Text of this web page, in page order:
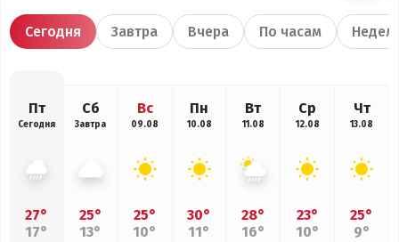
Сегодня Завтра Вчера По часам
Пт
Сегодня
27°
17°
Сб
Завтра
25°
13°
Вс
09.08
25°
10°
Пн
10.08
30°
11°
Вт
11.08
28°
16°
Ср
12.08
23°
10°
Чт
13.08
25°
9°